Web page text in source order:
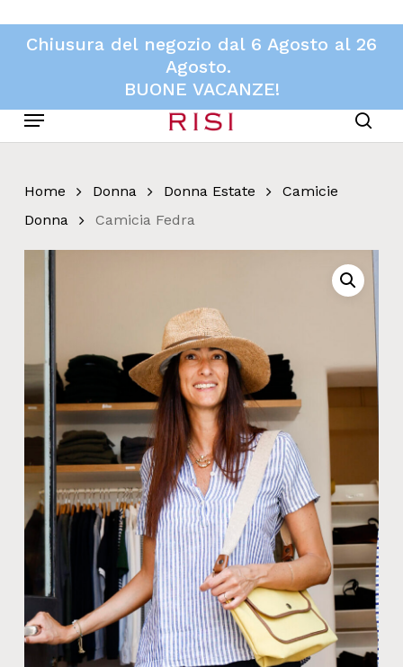
main
Chiusura del negozio dal 6 Agosto al 26
Agosto.
BUONE VACANZE!
Menu
Home Donna Donna Estate
Camicie
Donna
Camicia Fedra